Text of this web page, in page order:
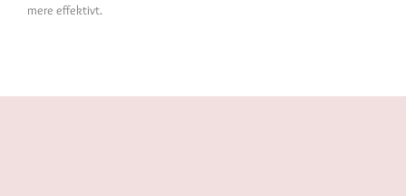
mere effektivt.